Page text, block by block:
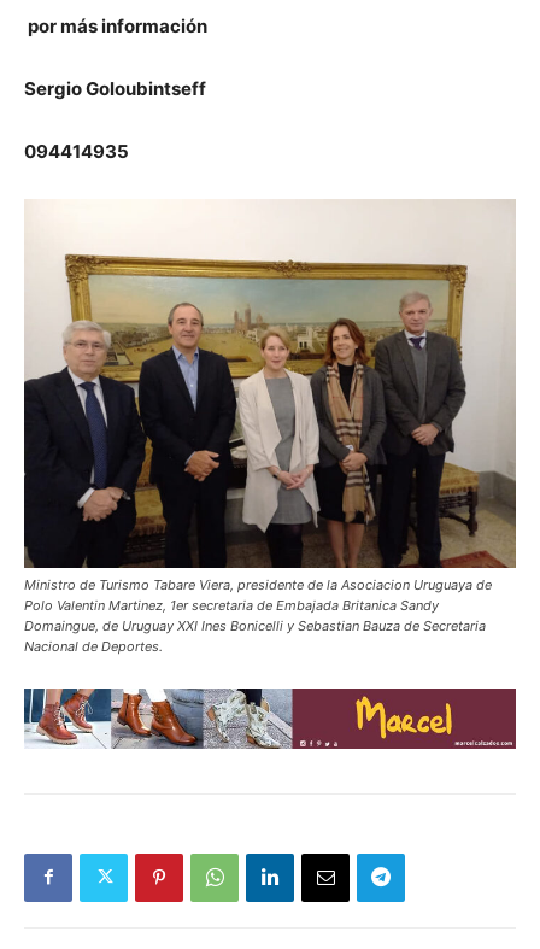
por más información
Sergio Goloubintseff
094414935
Ministro de Turismo Tabare Viera, presidente de la Asociacion Uruguaya de
Polo Valentin Martinez, 1er secretaria de Embajada Britanica Sandy
Domaingue, de Uruguay XXI Ines Bonicelli y Sebastian Bauza de Secretaria
Nacional de Deportes.